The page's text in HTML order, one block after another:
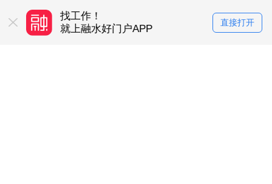
平台
找工作！
就上融水好门户APP
买房卖房！
就上融水好门
直接打开